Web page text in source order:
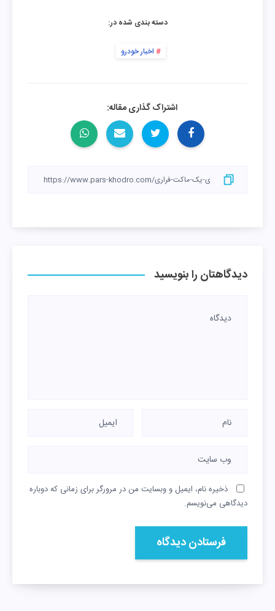
دسته بندی شده در:
اخبار خودرو
اشتراک گذاری مقاله:
دیدگاهتان را بنویسید
ذخیره نام، ایمیل و وبسایت من در مرورگر برای زمانی که دوباره
دیدگاهی می‌نویسم.